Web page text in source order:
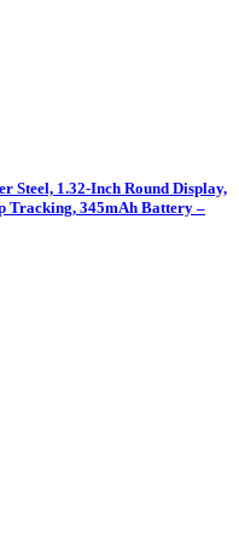
Steel, 1.32-Inch Round Display,
Tracking, 345mAh Battery –